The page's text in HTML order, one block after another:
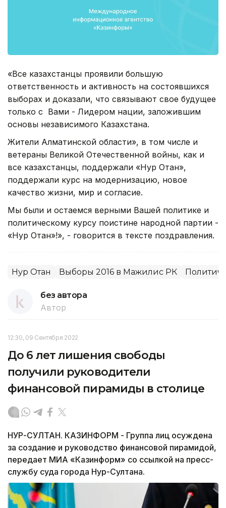
«Все казахстанцы проявили большую
ответственность и активность на состоявшихся
выборах и доказали, что связывают свое будущее
только с Вами - Лидером нации, заложившим
основы независимого Казахстана.
Жители Алматинской области», в том числе и
ветераны Великой Отечественной войны, как и
все казахстанцы, поддержали «Hyp Отан»,
поддержали курс на модернизацию, новое
качество жизни, мир и согласие.
Мы были и остаемся верными Вашей политике и
политическому курсу поистине народной партии -
«Hyp Отан»!», - говорится в тексте поздравления.
Нур Отан Выборы 2016 в Мажилис РК
без автора
Автор
12:30, 09 Сентября 2022
До 6 лет лишения свободы
получили руководители
финансовой пирамиды в столице
НУР-СУЛТАН. КАЗИНФОРМ - Группа лиц осуждена
за создание и руководство финансовой пирамидой,
передает МИА «Казинформ» со ссылкой на пресс-
службу суда города Нур-Султана.